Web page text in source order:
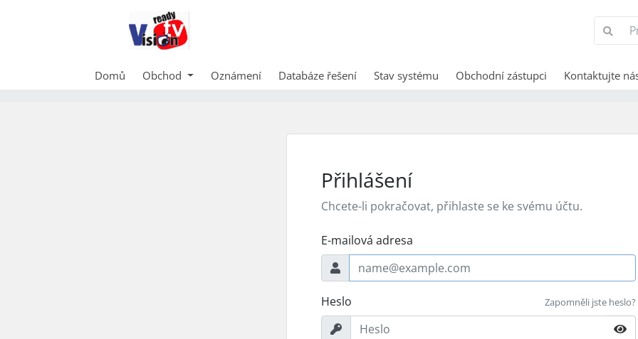
Domů Obchod Oznámení Databáze řešení Stav systému Obchodní zástupci Kontaktujte
Přihlášení
Chcete-li pokračovat, přihlaste se ke svému účtu.
E-mailová adresa
Heslo Zapomněli jste heslo?